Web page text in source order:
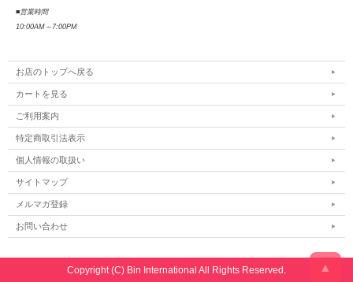
■営業時間
10:00AM ～ 7:00PM
お店のトップへ戻る
カートを見る
ご利用案内
特定商取引法表示
個人情報の取扱い
サイトマップ
メルマガ登録
お問い合わせ
Copyright (C) Bin International All Rights Reserved. ▲